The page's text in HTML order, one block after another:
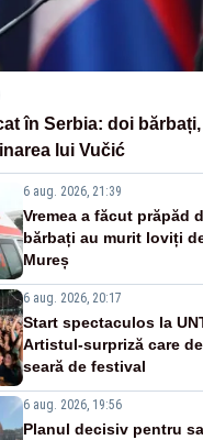
în Serbia: doi
lui Vučić
6 aug. 2026, 21:39
Vremea a făcut prăpăd
bărbați au murit loviți
Mureș
6 aug. 2026, 20:17
Start spectaculos la
Artistul-surpriză care
seară de festival
6 aug. 2026, 19:56
Planul decisiv pentru